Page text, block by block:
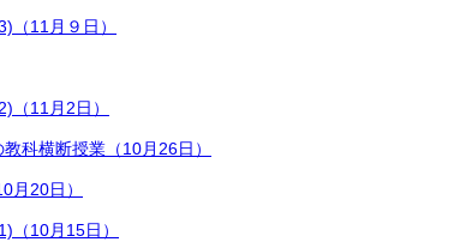
（11月９日）
（11月2日）
科横断授業（10月26日）
月20日）
（10月15日）